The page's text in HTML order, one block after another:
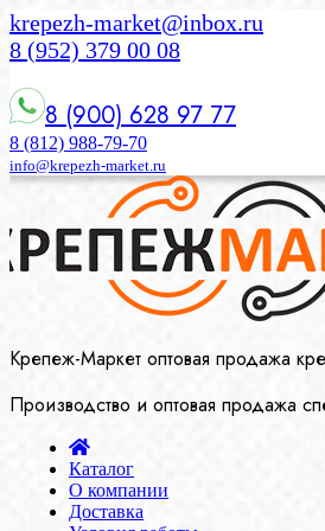
krepezh-market@inbox.ru
8 (952) 379 00 08
8 (900) 628 97 77
8 (812) 988-79-70
info@krepezh-market.ru
Крепеж-Маркет оптовая продажа
Производство и оптовая продажа
Каталог
О компании
Доставка